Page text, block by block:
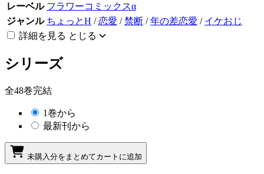
レーベル フラワーコミックスα
ジャンル ちょっとH /恋愛 /禁断 /年の差恋愛 / イケおじ
詳細を見る とじる
シリーズ
全48巻完結
1巻から
最新刊から
未購入分をまとめてカートに追加